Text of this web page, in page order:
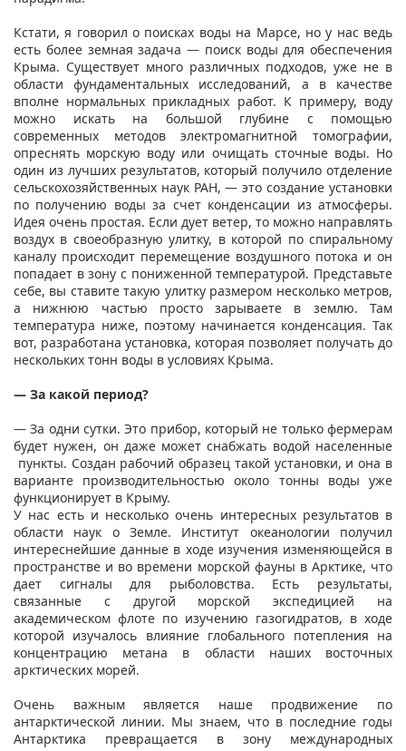
Кстати, я говорил о поисках воды на Марсе, но у нас ведь
есть более земная задача — поиск воды для обеспечения
Крыма. Существует много различных подходов, уже не в
области фундаментальных исследований, а в качестве
вполне нормальных прикладных работ. К примеру, воду
можно искать на большой глубине с помощью
современных методов электромагнитной томографии,
опреснять морскую воду или очищать сточные воды. Но
один из лучших результатов, который получило отделение
сельскохозяйственных наук РАН, — это создание установки
по получению воды за счет конденсации из атмосферы.
Идея очень простая. Если дует ветер, то можно направлять
воздух в своеобразную улитку, в которой по спиральному
каналу происходит перемещение воздушного потока и он
попадает в зону с пониженной температурой. Представьте
себе, вы ставите такую улитку размером несколько метров,
а нижнюю частью просто зарываете в землю. Там
температура ниже, поэтому начинается конденсация. Так
вот, разработана установка, которая позволяет получать до
нескольких тонн воды в условиях Крыма.
— За какой период?
— За одни сутки. Это прибор, который не только фермерам
будет нужен, он даже может снабжать водой населенные
пункты. Создан рабочий образец такой установки, и она в
варианте производительностью около тонны воды уже
функционирует в Крыму.
У нас есть и несколько очень интересных результатов в
области наук о Земле. Институт океанологии получил
интереснейшие данные в ходе изучения изменяющейся в
пространстве и во времени морской фауны в Арктике, что
дает сигналы для рыболовства. Есть результаты,
связанные с другой морской экспедицией на
академическом флоте по изучению газогидратов, в ходе
которой изучалось влияние глобального потепления на
концентрацию метана в области наших восточных
арктических морей.
Очень важным является наше продвижение по
антарктической линии. Мы знаем, что в последние годы
Антарктика превращается в зону международных